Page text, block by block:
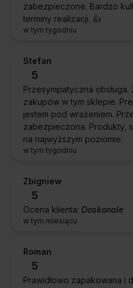
zabezpieczone. Bardzo
terminy realizacji. 👍️
w tym tygodniu
Stefan
5
Przesympatyczna
zakupów w tym sklepie.
jestem pod wrażeniem.
zabezpieczona. Produkty,
na najwyższym poziomie.
w tym tygodniu
Zbigniew
5
Ocena klienta: Doskonale
w tym miesiącu
Roman
5
Prawidłowo zapakowana i